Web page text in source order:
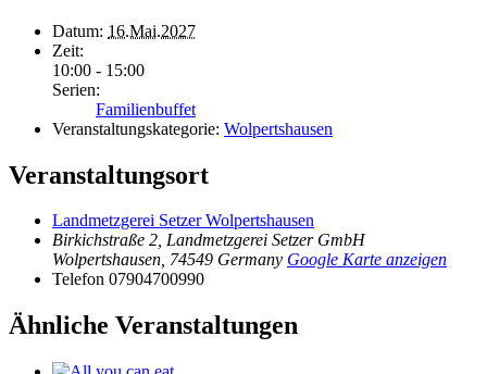
Datum: 16.Mai.2027
Zeit:
10:00 - 15:00
Serien:
Familienbuffet
Veranstaltungskategorie: Wolpertshausen
Veranstaltungsort
Landmetzgerei Setzer Wolpertshausen
Birkichstraße 2, Landmetzgerei Setzer GmbH
Wolpertshausen, 74549 Germany Google Karte anzeigen
Telefon 07904700990
Ähnliche Veranstaltungen